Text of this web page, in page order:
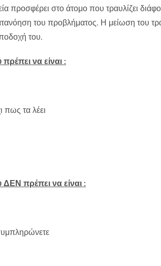
προσφέρει στο άτομο που τραυλίζει
του προβλήματος. Η μείωση του
του.
να είναι :
πως τα λέει
πρέπει να είναι :